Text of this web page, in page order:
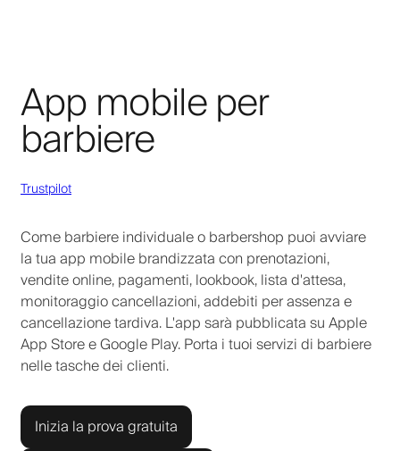
App mobile per
barbiere
Trustpilot
Come barbiere individuale o barbershop puoi avviare
la tua app mobile brandizzata con prenotazioni,
vendite online, pagamenti, lookbook, lista d'attesa,
monitoraggio cancellazioni, addebiti per assenza e
cancellazione tardiva. L'app sarà pubblicata su Apple
App Store e Google Play. Porta i tuoi servizi di barbiere
nelle tasche dei clienti.
Inizia la prova gratuita